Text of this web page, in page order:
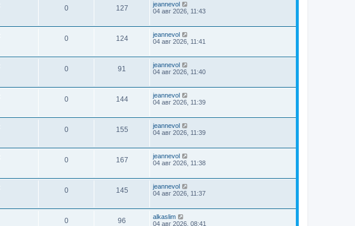
0 127
jeannevol
04 авг 2026, 11:43
0 124
jeannevol
04 авг 2026, 11:41
0 91
jeannevol
04 авг 2026, 11:40
0 144
jeannevol
04 авг 2026, 11:39
0 155
jeannevol
04 авг 2026, 11:39
0 167
jeannevol
04 авг 2026, 11:38
0 145
jeannevol
04 авг 2026, 11:37
0 96
alkaslim
04 авг 2026, 08:41